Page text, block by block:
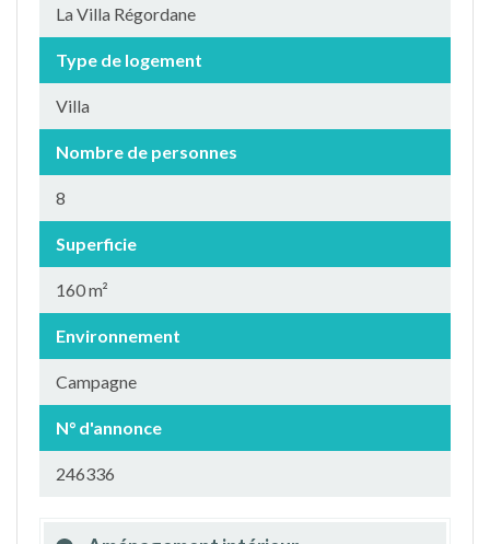
La Villa Régordane
Type de logement
Villa
Nombre de personnes
8
Superficie
160 m²
Environnement
Campagne
N° d'annonce
246336